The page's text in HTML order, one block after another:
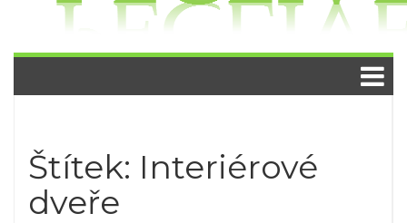
Štítek: Interiérové
dveře